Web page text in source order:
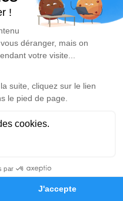
Hommages
est un lieu
mémoire de Michelle
hommage est
Je rends hommage
et Parc Mémorial